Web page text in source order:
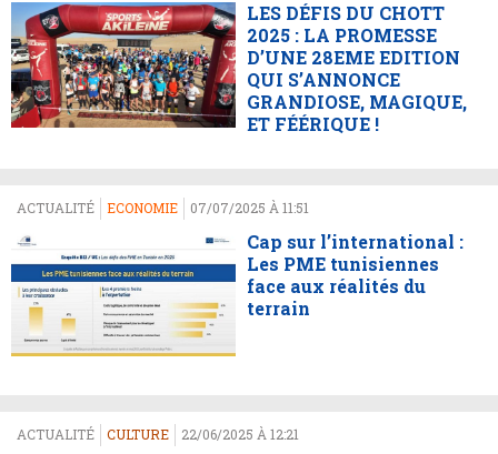
LES DÉFIS DU CHOTT
2025 : LA PROMESSE
D’UNE 28EME EDITION
QUI S’ANNONCE
GRANDIOSE, MAGIQUE,
ET FÉÉRIQUE !
ACTUALITÉ ECONOMIE 07/07/2025 À 11:51
Cap sur l’international :
Les PME tunisiennes
face aux réalités du
terrain
ACTUALITÉ CULTURE 22/06/2025 À 12:21